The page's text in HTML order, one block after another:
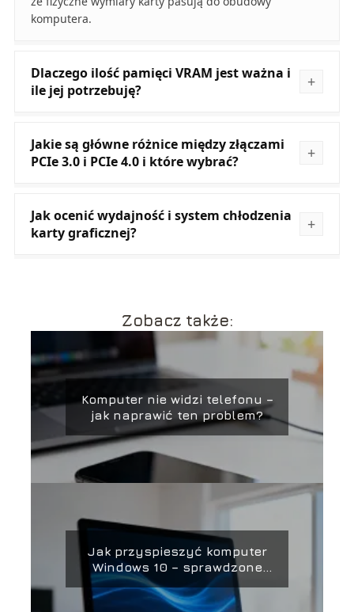
komputera.
Dlaczego ilość pamięci VRAM jest ważna i
ile jej potrzebuję?
Jakie są główne różnice między złączami
PCIe 3.0 i PCIe 4.0 i które wybrać?
Jak ocenić wydajność i system chłodzenia
karty graficznej?
Zobacz także:
Komputer nie widzi telefonu –
jak naprawić ten problem?
Jak przyspieszyć komputer
Windows 10 – sprawdzone
sposoby